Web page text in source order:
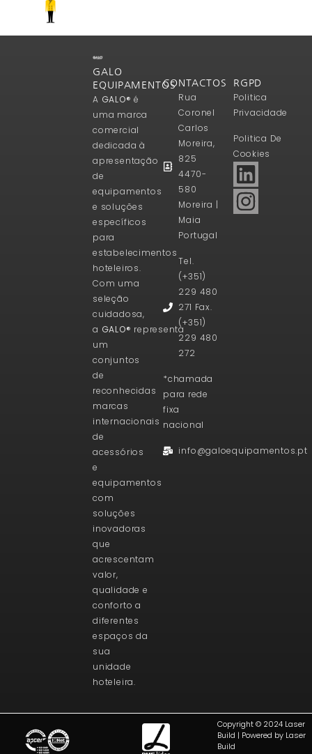
GALO
EQUIPAMENTOS
A GALO® é
uma marca
comercial
dedicada à
apresentação
de
equipamentos
e soluções
específicos
para
estabelecimentos
hoteleiros.
Com uma
seleção
cuidadosa,
a GALO® representa
um
conjuntos
de
reconhecidas
marcas
internacionais
de
acessórios
e
equipamentos
com
soluções
inovadoras
que
acrescentam
valor,
qualidade e
conforto a
diferentes
espaços da
sua
unidade
hoteleira.
CONTACTOS
Rua
Coronel
Carlos
Moreira,
825
4470-
580
Moreira |
Maia
Portugal
Tel.
(+351)
229 480
271 Fax.
(+351)
229 480
272
*chamada
para rede
fixa
nacional
info@galoequipamentos.pt
RGPD
Politica
Privacidade
Politica De
Cookies
Copyright © 2024 Laser
Build | Powered by Laser
Build